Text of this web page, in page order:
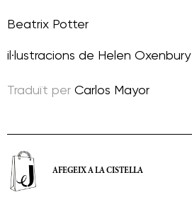
Beatrix Potter
il·lustracions de Helen Oxenbury
Traduït per Carlos Mayor
AFEGEIX A LA CISTELLA